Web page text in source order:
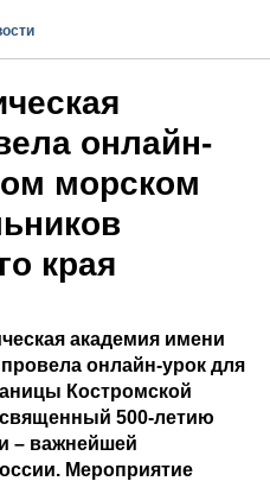
онлайн-
морском
края
академия имени
онлайн-урок для
Костромской
500-летию
– важнейшей
Мероприятие